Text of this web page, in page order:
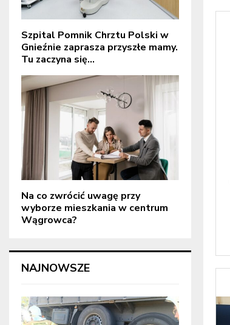
Szpital Pomnik Chrztu Polski w
Gnieźnie zaprasza przyszłe mamy.
Tu zaczyna się...
Na co zwrócić uwagę przy
wyborze mieszkania w centrum
Wągrowca?
NAJNOWSZE